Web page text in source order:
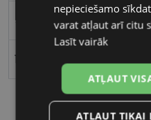
53
14
nepieciešamo
varat atļaut arī citu
Lasīt vairāk
ATĻAUT
ATĻAUT TIKAI